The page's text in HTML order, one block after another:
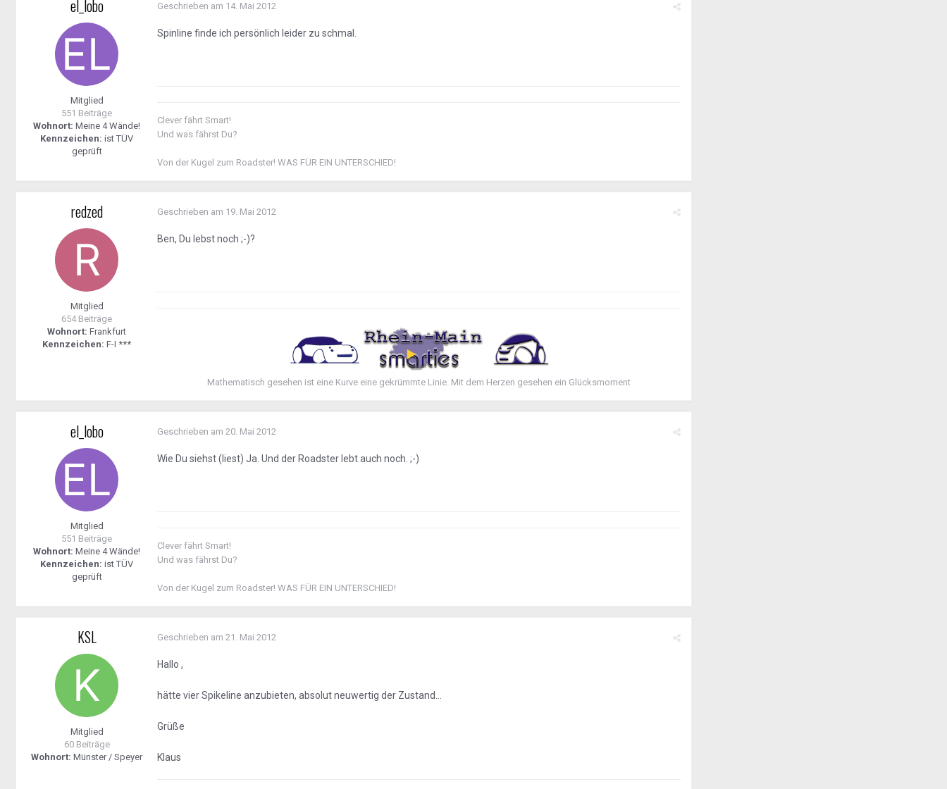
el_lobo
Mitglied
551 Beiträge
Wohnort: Meine 4 Wände!
Kennzeichen: ist TÜV
geprüft
Geschrieben am 14. Mai 2012
Spinline finde ich persönlich leider zu schmal.
Clever fährt Smart!
Und was fährst Du?
Von der Kugel zum Roadster! WAS FÜR EIN UNTERSCHIED!
redzed
Mitglied
654 Beiträge
Wohnort: Frankfurt
Kennzeichen: F-I ***
Geschrieben am 19. Mai 2012
Ben, Du lebst noch ;-)?
Mathematisch gesehen ist eine Kurve eine gekrümmte Linie. Mit dem Herzen gesehen ein Glücksmoment
el_lobo
Mitglied
551 Beiträge
Wohnort: Meine 4 Wände!
Kennzeichen: ist TÜV
geprüft
Geschrieben am 20. Mai 2012
Wie Du siehst (liest) Ja. Und der Roadster lebt auch noch. ;-)
Clever fährt Smart!
Und was fährst Du?
Von der Kugel zum Roadster! WAS FÜR EIN UNTERSCHIED!
KSL
Mitglied
60 Beiträge
Wohnort: Münster / Speyer
Geschrieben am 21. Mai 2012
Hallo ,
hätte vier Spikeline anzubieten, absolut neuwertig der Zustand...
Grüße
Klaus